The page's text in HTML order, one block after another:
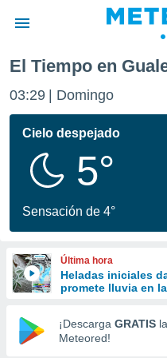
de
por
se
calidad.
a este
las
y
forma
digital
basada
El Tiempo en
03:29 Domingo
Cielo despejado
5°
Sensación de 4°
Última hora
Heladas iniciales
promete lluvia en
¡Descarga GRATIS
Meteored!